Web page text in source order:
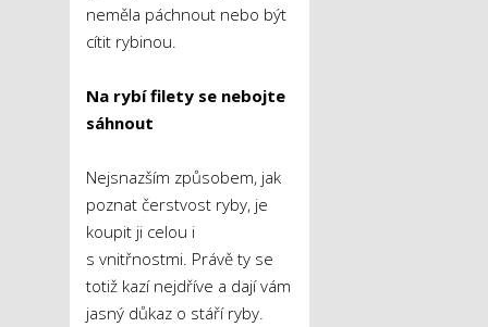
neměla páchnout nebo být
cítit rybinou.
Na rybí filety se nebojte
sáhnout
Nejsnazším způsobem, jak
poznat čerstvost ryby, je
koupit ji celou i
s vnitřnostmi. Právě ty se
totiž kazí nejdříve a dají vám
jasný důkaz o stáří ryby.